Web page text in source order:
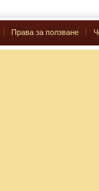
Права за ползване